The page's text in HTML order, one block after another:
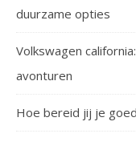
duurzame opties
Volkswagen
avonturen
Hoe bereid jij je